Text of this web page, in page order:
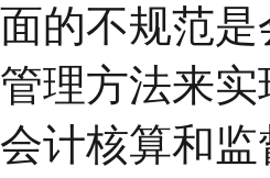
的不规范
理方法来
计核算和